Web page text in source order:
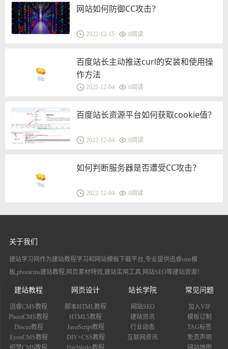
网站如何防御CC攻击？
2022-12-15 0阅读
百度站长主动推送curl的安装和使用操
作方法
2022-12-04 0阅读
百度站长资源平台如何获取cookie值？
2022-12-04 0阅读
如何判断服务器是否遭受CC攻击？
2022-12-04 0阅读
关于我们
建站学习网作为建站教程学习和网站模板下载平台,专业提供迅睿cms模
板,pbootcms建站教程,网页素材特效,建站实用工具,网站SEO等建站资源！
建站教程
迅睿CMS教程
PbootCMS教程
Discuz教程
EyouCMS教程
织梦CMS教程
网页设计
脚本HTML教程
HTML5教程
JavaScript教程
DIV+CSS教程
FireWorks教程
站长学院
网站SEO
建站资讯
行业动态
互联网资讯
常见问题
加入VIP
模板订制
TAG标签
免责声明
网站地图